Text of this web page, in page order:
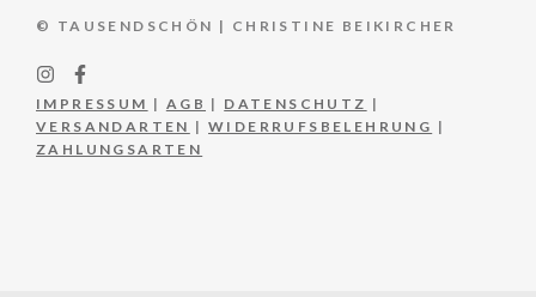
© TAUSENDSCHÖN | CHRISTINE BEIKIRCHER
IMPRESSUM | AGB | DATENSCHUTZ |
VERSANDARTEN |WIDERRUFSBELEHRUNG |
ZAHLUNGSARTEN